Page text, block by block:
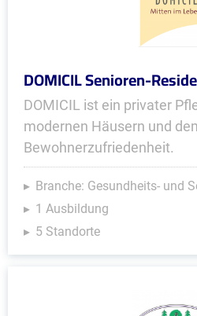
DOMICIL Senioren-
DOMICIL ist ein privater
modernen Häusern und
Bewohnerzufriedenheit.
Branche: Gesundheits- und
1 Ausbildung
5 Standorte